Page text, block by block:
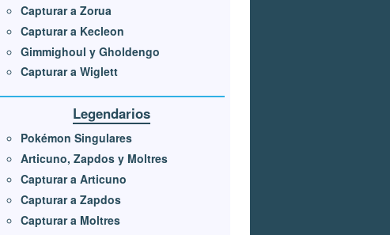
Capturar a Zorua
Capturar a Kecleon
Gimmighoul y Gholdengo
Capturar a Wiglett
Legendarios
Pokémon Singulares
Articuno, Zapdos y Moltres
Capturar a Articuno
Capturar a Zapdos
Capturar a Moltres